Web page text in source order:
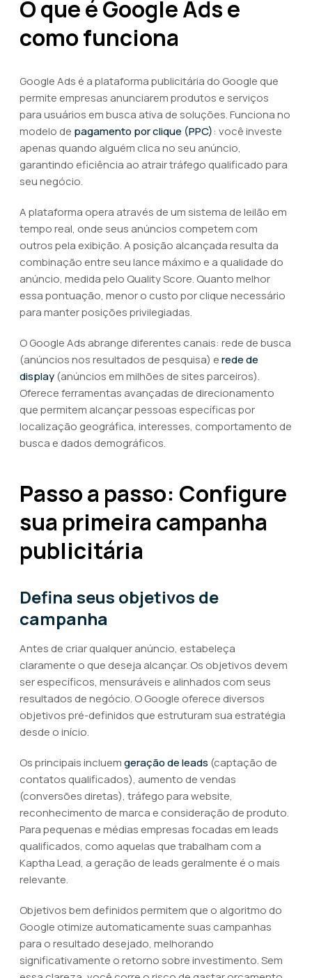
O que é Google Ads e
como funciona
Google Ads é a plataforma publicitária do Google que
permite empresas anunciarem produtos e serviços
para usuários em busca ativa de soluções. Funciona no
modelo de pagamento por clique (PPC): você investe
apenas quando alguém clica no seu anúncio,
garantindo eficiência ao atrair tráfego qualificado para
seu negócio.
A plataforma opera através de um sistema de leilão em
tempo real, onde seus anúncios competem com
outros pela exibição. A posição alcançada resulta da
combinação entre seu lance máximo e a qualidade do
anúncio, medida pelo Quality Score. Quanto melhor
essa pontuação, menor o custo por clique necessário
para manter posições privilegiadas.
O Google Ads abrange diferentes canais: rede de busca
(anúncios nos resultados de pesquisa) erede de
display(anúncios em milhões de sites parceiros).
Oferece ferramentas avançadas de direcionamento
que permitem alcançar pessoas específicas por
localização geográfica, interesses, comportamento de
busca e dados demográficos.
Passo a passo: Configure
sua primeira campanha
publicitária
Defina seus objetivos de
campanha
Antes de criar qualquer anúncio, estabeleça
claramente o que deseja alcançar. Os objetivos devem
ser específicos, mensuráveis e alinhados com seus
resultados de negócio. O Google oferece diversos
objetivos pré-definidos que estruturam sua estratégia
desde o início.
Os principais incluemgeração de leads (captação de
contatos qualificados), aumento de vendas
(conversões diretas), tráfego para website,
reconhecimento de marca e consideração de produto.
Para pequenas e médias empresas focadas em leads
qualificados, como aquelas que trabalham com a
Kaptha Lead, a geração de leads geralmente é o mais
relevante.
Objetivos bem definidos permitem que o algoritmo do
Google otimize automaticamente suas campanhas
para o resultado desejado, melhorando
significativamente o retorno sobre investimento. Sem